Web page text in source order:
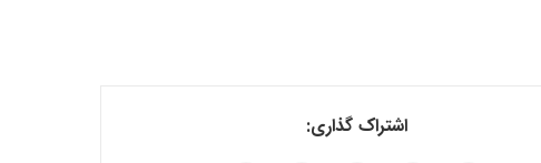
اشتراک گذاری: